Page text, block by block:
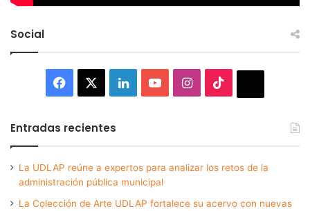
Social
Facebook LinkedInYouTubeInstagram
Entradas recientes
La UDLAP reúne a expertos para analizar los retos de la
administración pública municipal
La Colección de Arte UDLAP fortalece su acervo con nuevas